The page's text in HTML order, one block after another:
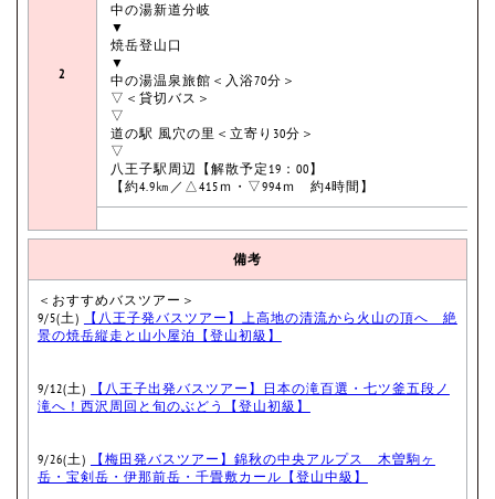
2
中の湯新道分岐
▼
焼岳登山口
▼
中の湯温泉旅館＜入浴70分＞
▽＜貸切バス＞
▽
道の駅 風穴の里＜立寄り30分＞
▽
八王子駅周辺【解散予定19：00】
【約4.9㎞／△415ｍ・▽994ｍ 約4時間】
備考
＜おすすめバスツアー＞
9/5(土)
【八王子発バスツアー】上高地の清流から火山の頂へ 絶
景の焼岳縦走と山小屋泊【登山初級】
9/12(土)
【八王子出発バスツアー】日本の滝百選・七ツ釜五段ノ
滝へ！西沢周回と旬のぶどう【登山初級】
9/26(土)
【梅田発バスツアー】錦秋の中央アルプス 木曽駒ヶ
岳・宝剣岳・伊那前岳・千畳敷カール【登山中級】